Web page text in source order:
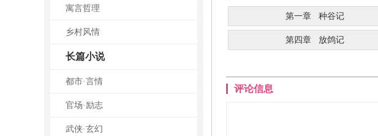
寓言哲理
乡村风情
长篇小说
都市·言情
官场·励志
武侠·玄幻
第一章 种谷记
第四章 放鸽记
评论信息